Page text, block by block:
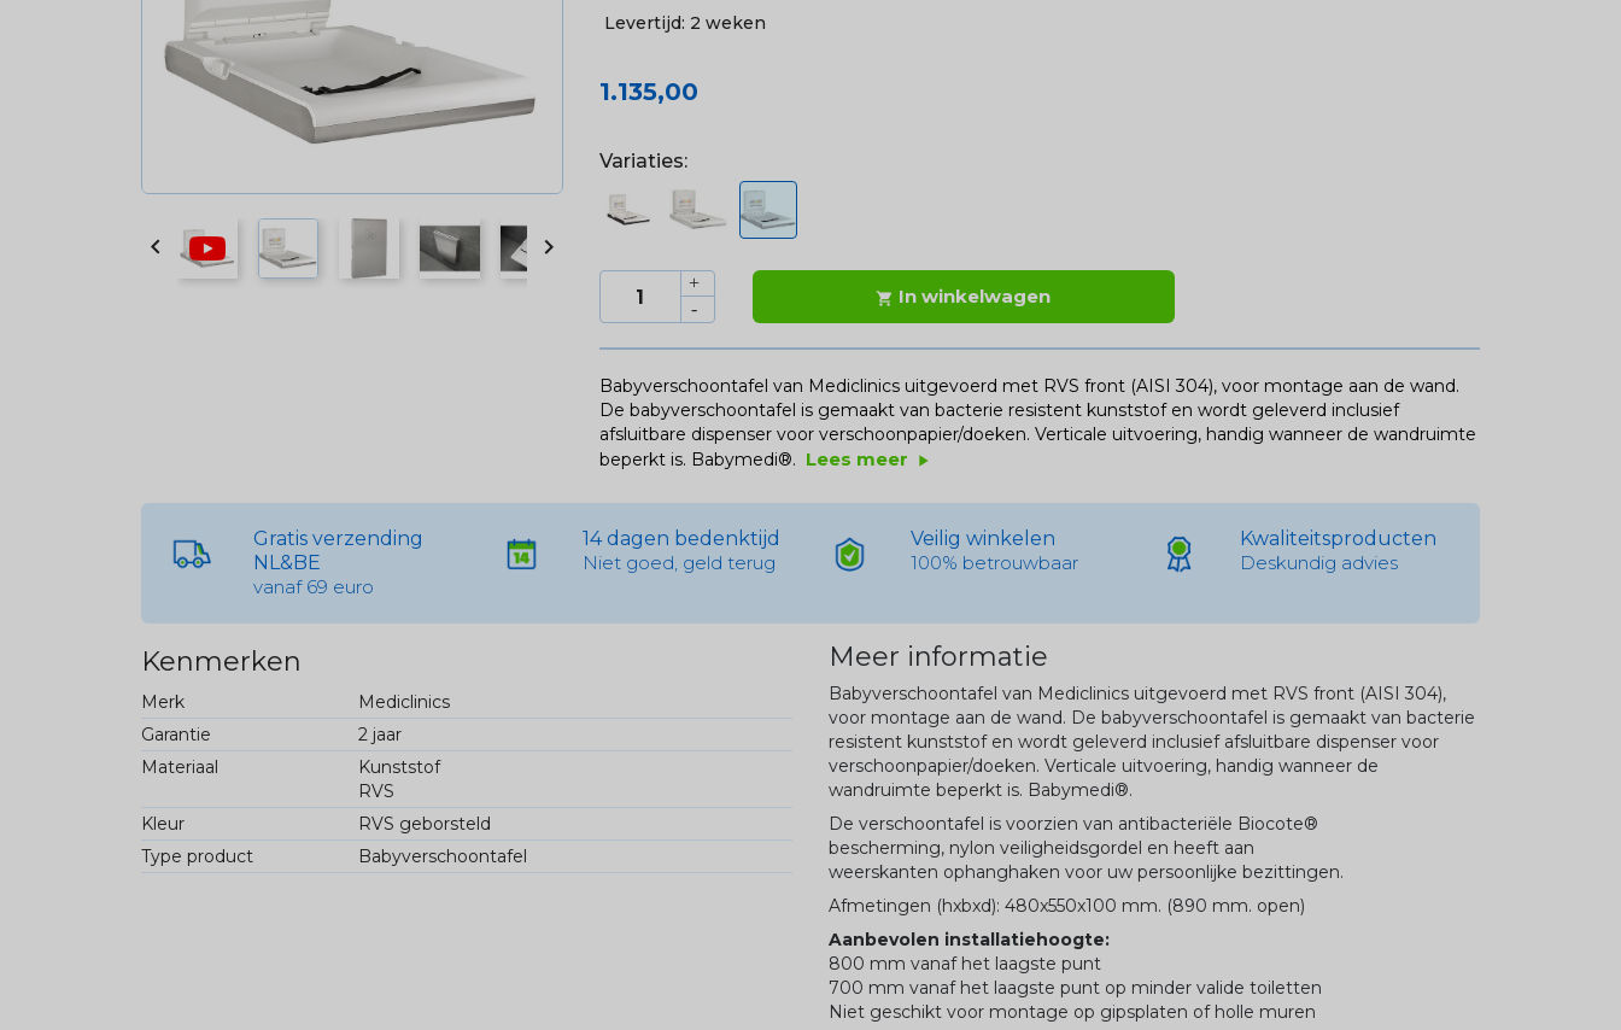
 
Levertijd: 2 weken
1.135,00
Variaties:
 In winkelwagen
Babyverschoontafel van Mediclinics uitgevoerd met RVS front (AISI 304), voor montage aan de wand.
De babyverschoontafel is gemaakt van bacterie resistent kunststof en wordt geleverd inclusief
afsluitbare dispenser voor verschoonpapier/doeken. Verticale uitvoering, handig wanneer de wandruimte
beperkt is. Babymedi®. Lees meer play_arrow
Gratis verzending
NL&BE
vanaf 69 euro
14 dagen bedenktijd
Niet goed, geld terug
Veilig winkelen
100% betrouwbaar
Kwaliteitsproducten
Deskundig advies
Kenmerken
Merk
Mediclinics
Garantie
2 jaar
Materiaal
Kunststof
RVS
Kleur
RVS geborsteld
Type product
Babyverschoontafel
Meer informatie
Babyverschoontafel van Mediclinics uitgevoerd met RVS front (AISI 304),
voor montage aan de wand. De babyverschoontafel is gemaakt van bacterie
resistent kunststof en wordt geleverd inclusief afsluitbare dispenser voor
verschoonpapier/doeken. Verticale uitvoering, handig wanneer de
wandruimte beperkt is. Babymedi®.
De verschoontafel is voorzien van antibacteriële Biocote®
bescherming, nylon veiligheidsgordel en heeft aan
weerskanten ophanghaken voor uw persoonlijke bezittingen.
Afmetingen (hxbxd): 480x550x100 mm. (890 mm. open)
Aanbevolen installatiehoogte:
800 mm vanaf het laagste punt
700 mm vanaf het laagste punt op minder valide toiletten
Niet geschikt voor montage op gipsplaten of holle muren